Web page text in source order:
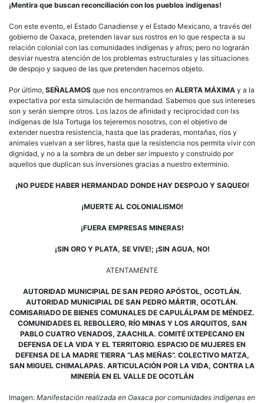
¡Mentira que buscan reconciliación con los pueblos indígenas!
Con este evento, el Estado Canadiense y el Estado Mexicano, a través del
gobierno de Oaxaca, pretenden lavar sus rostros en lo que respecta a su
relación colonial con las comunidades indígenas y afros; pero no lograrán
desviar nuestra atención de los problemas estructurales y las situaciones
de despojo y saqueo de las que pretenden hacernos objeto.
Por último, SEÑALAMOS que nos encontramos en ALERTA MÁXIMA y a la
expectativa por esta simulación de hermandad. Sabemos que sus intereses
son y serán siempre otros. Los lazos de afinidad y reciprocidad con lxs
indígenas de Isla Tortuga los tejeremos nosotrxs, con el objetivo de
extender nuestra resistencia, hasta que las praderas, montañas, ríos y
animales vuelvan a ser libres, hasta que la resistencia nos permita vivir con
dignidad, y no a la sombra de un deberserimpuesto y construido por
aquellos que duplican sus inversiones gracias a nuestro exterminio.
¡NO PUEDE HABER HERMANDAD DONDE HAY DESPOJO Y SAQUEO!
¡MUERTE AL COLONIALISMO!
¡FUERA EMPRESAS MINERAS!
¡SIN ORO Y PLATA, SE VIVE!; ¡SIN AGUA, NO!
ATENTAMENTE
AUTORIDAD MUNICIPIAL DE SAN PEDRO APÓSTOL, OCOTLÁN.
AUTORIDAD MUNICIPIAL DE SAN PEDRO MÁRTIR, OCOTLÁN.
COMISARIADO DE BIENES COMUNALES DE CAPULÁLPAM DE MÉNDEZ.
COMUNIDADES EL REBOLLERO, RÍO MINAS Y LOS ARQUITOS, SAN
PABLO CUATRO VENADOS, ZAACHILA. COMITÉ IXTEPECANO EN
DEFENSA DE LA VIDA Y EL TERRITORIO. ESPACIO DE MUJERES EN
DEFENSA DE LA MADRE TIERRA “LAS MEÑAS”. COLECTIVO MATZA,
SAN MIGUEL CHIMALAPAS. ARTICULACIÓN POR LA VIDA, CONTRA LA
MINERÍA EN EL VALLE DE OCOTLÁN
Imagen: Manifestación realizada en Oaxaca por comunidades indígenas en